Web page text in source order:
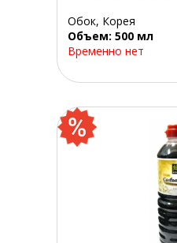
Обок, Корея
Объем: 500 мл
Временно нет